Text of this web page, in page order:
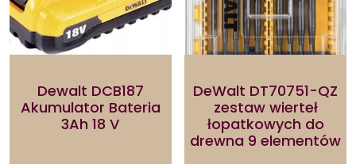
Dewalt DCB187
Akumulator Bateria
3Ah 18 V
DeWalt DT70751-QZ
zestaw wierteł
łopatkowych do
drewna 9 elementów